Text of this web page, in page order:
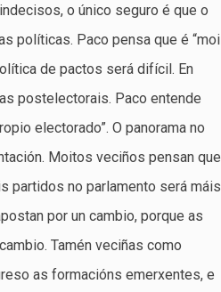
o único seguro é que o
políticas. Paco pensa que é “moi
de pactos será difícil. En
postelectorais. Paco entende
electorado”. O panorama no
Moitos veciños pensan que
partidos no parlamento será máis
por un cambio, porque as
Tamén veciñas como
as formacións emerxentes, e